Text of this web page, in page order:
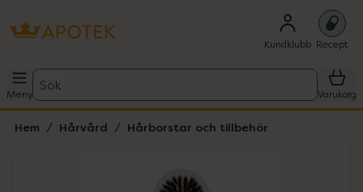
Kundklubb Recept
Meny
Sök
Varukorg
Hem Hårvård Hårborstar och tillbehör
Lista: . Innehåller 4 objekt.